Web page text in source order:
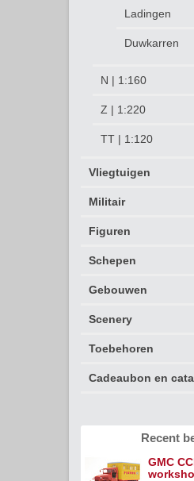
Ladingen
Duwkarren
N | 1:160
Z | 1:220
TT | 1:120
Vliegtuigen
Militair
Figuren
Schepen
Gebouwen
Scenery
Toebehoren
Cadeaubon en
Recent
GMC